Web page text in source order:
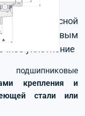
корпусной
уплотнение
крепления и
стали или